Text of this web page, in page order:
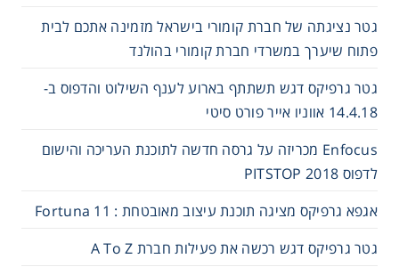
גטר נציגתה של חברת קומורי בישראל מזמינה אתכם לבית
פתוח שיערך במשרדי חברת קומורי בהולנד
גטר גרפיקס דגש תשתתף בארוע לענף השילוט והדפוס ב-
14.4.18 אווניו אייר פורט סיטי
Enfocus מכריזה על גרסה חדשה לתוכנת העריכה והישום
לדפוס 2018 PITSTOP
אגפא גרפיקס מציגה תוכנת עיצוב מאובטחת : Fortuna 11
גטר גרפיקס דגש רכשה את פעילות חברת A To Z